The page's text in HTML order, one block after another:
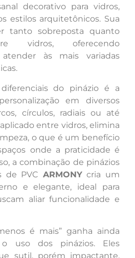
decorativo para vidros,
estilos arquitetônicos. Sua
tanto sobreposta quanto
vidros, oferecendo
às mais variadas
do pinázio é a
em diversos
círculos, radiais ou até
entre vidros, elimina
o que é um benefício
onde a praticidade é
a combinação de pinázios
de PVC ARMONYcria um
e elegante, ideal para
aliar funcionalidade e
é mais” ganha ainda
uso dos pinázios. Eles
sutil, porém impactante,